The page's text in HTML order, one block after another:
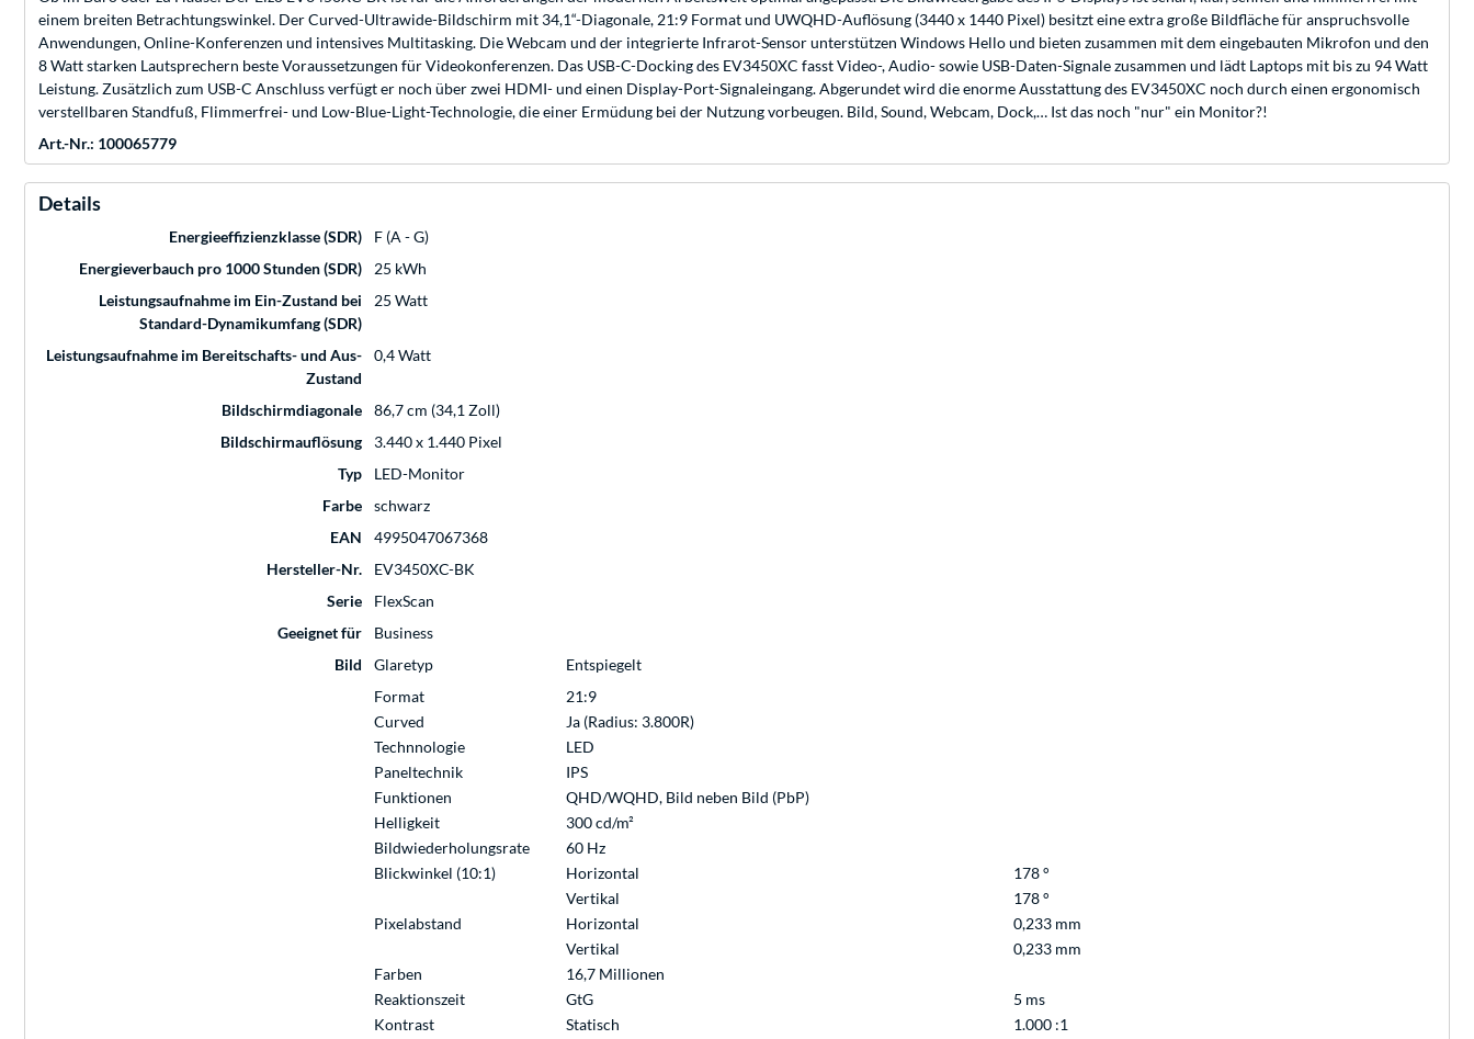
einem breiten Betrachtungswinkel. Der Curved-Ultrawide-Bildschirm mit 34,1“-Diagonale, 21:9 Format und UWQHD-Auflösung (3440 x 1440 Pixel) besitzt eine extra große Bildfläche für anspruchsvolle
Anwendungen, Online-Konferenzen und intensives Multitasking. Die Webcam und der integrierte Infrarot-Sensor unterstützen Windows Hello und bieten zusammen mit dem eingebauten Mikrofon und den
8 Watt starken Lautsprechern beste Voraussetzungen für Videokonferenzen. Das USB-C-Docking des EV3450XC fasst Video-, Audio- sowie USB-Daten-Signale zusammen und lädt Laptops mit bis zu 94 Watt
Leistung. Zusätzlich zum USB-C Anschluss verfügt er noch über zwei HDMI- und einen Display-Port-Signaleingang. Abgerundet wird die enorme Ausstattung des EV3450XC noch durch einen ergonomisch
verstellbaren Standfuß, Flimmerfrei- und Low-Blue-Light-Technologie, die einer Ermüdung bei der Nutzung vorbeugen. Bild, Sound, Webcam, Dock,… Ist das noch "nur" ein Monitor?!
Art.-Nr.: 100065779
Details
Energieeffizienzklasse (SDR)
F (A - G)
Energieverbauch pro 1000 Stunden (SDR)
25 kWh
Leistungsaufnahme im Ein-Zustand bei
Standard-Dynamikumfang (SDR)
25 Watt
Leistungsaufnahme im Bereitschafts- und Aus-
Zustand
0,4 Watt
Bildschirmdiagonale
86,7 cm (34,1 Zoll)
Bildschirmauflösung
3.440 x 1.440 Pixel
Typ
LED-Monitor
Farbe
schwarz
EAN
4995047067368
Hersteller-Nr.
EV3450XC-BK
Serie
FlexScan
Geeignet für
Business
Bild
Glaretyp
Entspiegelt
Format
21:9
Curved
Ja (Radius: 3.800R)
Technnologie
LED
Paneltechnik
IPS
Funktionen
QHD/WQHD, Bild neben Bild (PbP)
Helligkeit
300 cd/m²
Bildwiederholungsrate
60 Hz
Blickwinkel (10:1)
Horizontal
178 °
Vertikal
178 °
Pixelabstand
Horizontal
0,233 mm
Vertikal
0,233 mm
Farben
16,7 Millionen
Reaktionszeit
GtG
5 ms
Kontrast
Statisch
1.000 :1